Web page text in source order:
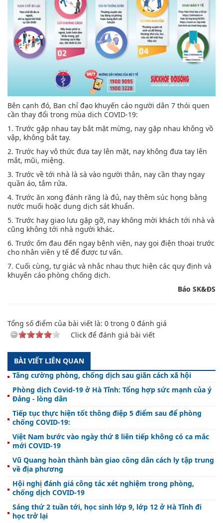
Bên cạnh đó, Ban chỉ đạo khuyến cáo người dân 7 thói quen
cần thay đổi trong mùa dịch COVID-19:
1. Trước gặp nhau tay bắt mặt mừng, nay gặp nhau không vồ
vập, không bắt tay.
2. Trước hay vô thức đưa tay lên mặt, nay không đưa tay lên
mắt, mũi, miệng.
3. Trước về tới nhà là sà vào người thân, nay cần thay ngay
quần áo, tắm rửa.
4. Trước ăn xong đánh răng là đủ, nay thêm súc họng bằng
nước muối hoặc dung dịch sát khuẩn.
5. Trước hay giao lưu gặp gỡ, nay không mời khách tới nhà và
cũng không tới nhà người khác.
6. Trước ốm đau đến ngay bệnh viện, nay gọi điện thoại trước
cho nhân viên y tế để được tư vấn.
7. Cuối cùng, tự giác và nhắc nhau thực hiện các quy định và
khuyến cáo phòng chống dịch.
Báo SK&ĐS
Tổng số điểm của bài viết là: 0 trong 0 đánh giá
Click để đánh giá bài viết
BÀI VIẾT LIÊN QUAN
Tăng cường phòng, chống dịch sau giãn cách xã hội
Phòng dịch Covid-19 ở Hà Tĩnh: Tổng hợp sức mạnh của ý
Đảng - lòng dân
Tiếp tục thực hiện tốt thông điệp 5 điểm sau để phòng
chống COVID-19:
Việt Nam bước vào ngày thứ 8 liên tiếp không có ca mắc
mới COVID-19
Vũ Quang hoàn thành bàn giao công dân cách ly tập trung
về địa phương
Hội nghị đánh giá công tác xét nghiệm trong phòng,
chống dịch COVID-19
Sáng thứ 2 tuần tới, học sinh lớp 9, lớp 12 ở Hà Tĩnh đi
học trở lại